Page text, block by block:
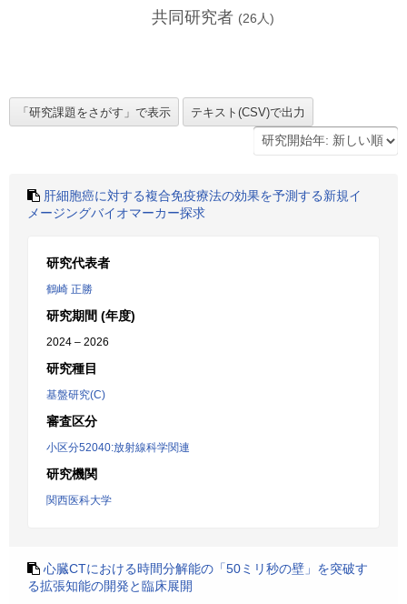
共同研究者 (26 人)
肝細胞癌に対する複合免疫療法の効果を予測する新規イ
メージングバイオマーカー探求
研究代表者
鶴崎 正勝
研究期間 (年度)
2024 – 2026
研究種目
基盤研究(C)
審査区分
小区分52040:放射線科学関連
研究機関
関西医科大学
心臓CTにおける時間分解能の「50ミリ秒の壁」を突破す
る拡張知能の開発と臨床展開